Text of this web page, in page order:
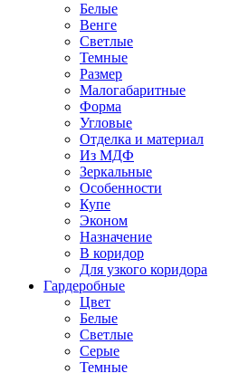
Белые
Венге
Светлые
Темные
Размер
Малогабаритные
Форма
Угловые
Отделка и материал
Из МДФ
Зеркальные
Особенности
Купе
Эконом
Назначение
В коридор
Для узкого коридора
Гардеробные
Цвет
Белые
Светлые
Серые
Темные